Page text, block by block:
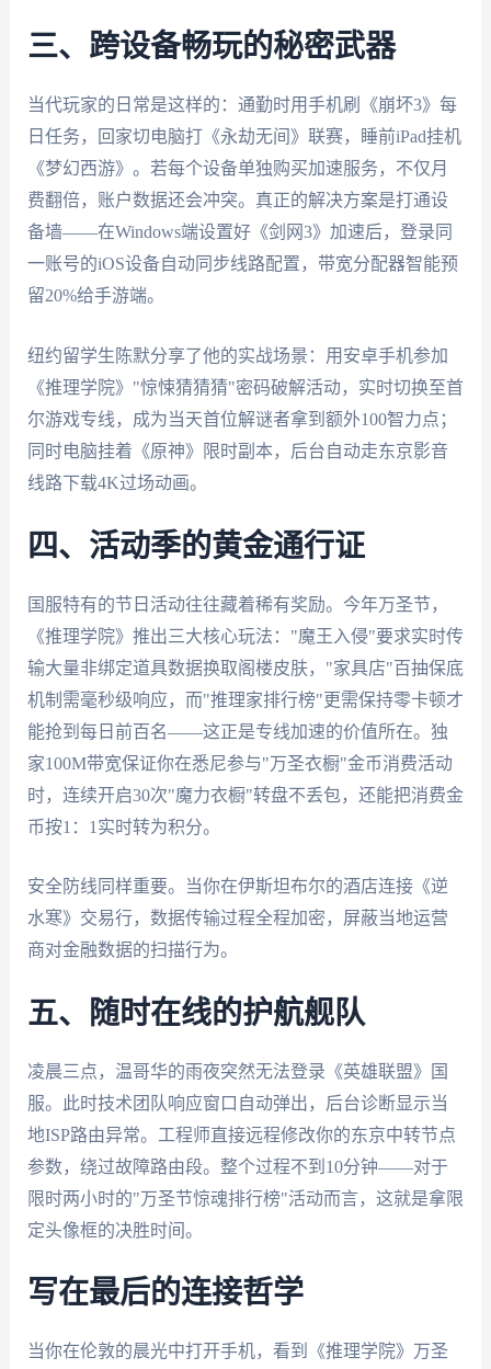
三、跨设备畅玩的秘密武器
当代玩家的日常是这样的：通勤时用手机刷《崩坏3》每
日任务，回家切电脑打《永劫无间》联赛，睡前iPad挂机
《梦幻西游》。若每个设备单独购买加速服务，不仅月
费翻倍，账户数据还会冲突。真正的解决方案是打通设
备墙——在Windows端设置好《剑网3》加速后，登录同
一账号的iOS设备自动同步线路配置，带宽分配器智能预
留20%给手游端。
纽约留学生陈默分享了他的实战场景：用安卓手机参加
《推理学院》"惊悚猜猜猜"密码破解活动，实时切换至首
尔游戏专线，成为当天首位解谜者拿到额外100智力点；
同时电脑挂着《原神》限时副本，后台自动走东京影音
线路下载4K过场动画。
四、活动季的黄金通行证
国服特有的节日活动往往藏着稀有奖励。今年万圣节，
《推理学院》推出三大核心玩法："魔王入侵"要求实时传
输大量非绑定道具数据换取阁楼皮肤，"家具店"百抽保底
机制需毫秒级响应，而"推理家排行榜"更需保持零卡顿才
能抢到每日前百名——这正是专线加速的价值所在。独
家100M带宽保证你在悉尼参与"万圣衣橱"金币消费活动
时，连续开启30次"魔力衣橱"转盘不丢包，还能把消费金
币按1：1实时转为积分。
安全防线同样重要。当你在伊斯坦布尔的酒店连接《逆
水寒》交易行，数据传输过程全程加密，屏蔽当地运营
商对金融数据的扫描行为。
五、随时在线的护航舰队
凌晨三点，温哥华的雨夜突然无法登录《英雄联盟》国
服。此时技术团队响应窗口自动弹出，后台诊断显示当
地ISP路由异常。工程师直接远程修改你的东京中转节点
参数，绕过故障路由段。整个过程不到10分钟——对于
限时两小时的"万圣节惊魂排行榜"活动而言，这就是拿限
定头像框的决胜时间。
写在最后的连接哲学
当你在伦敦的晨光中打开手机，看到《推理学院》万圣